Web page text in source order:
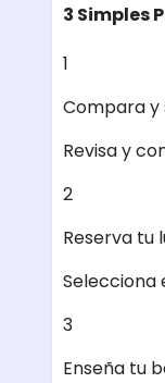
3 Simples
1
Compara y
Revisa y
2
Reserva tu
Selecciona
3
Enseña tu